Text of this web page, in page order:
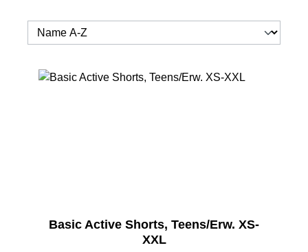
Basic Active Shorts, Teens/Erw. XS-
XXL